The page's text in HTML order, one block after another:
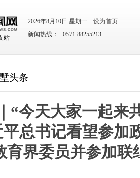
站
2026年8月10日 星期一
设为首页
新闻热线： 0571-88255213
头条
“今天大家一起来
总书记看望参加
育界委员并参加联